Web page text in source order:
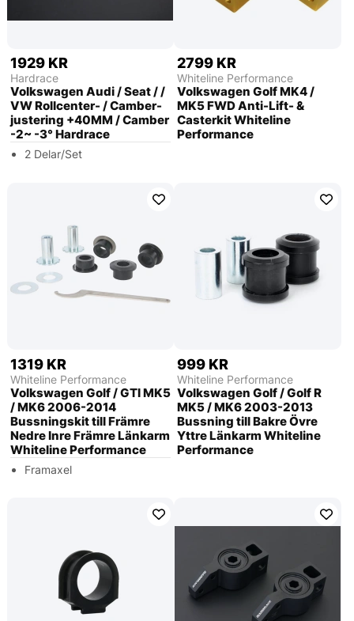
1929 KR
Hardrace
Volkswagen Audi / Seat / /
VW Rollcenter- / Camber-
justering +40MM / Camber
-2~ -3° Hardrace
2 Delar/Set
2799 KR
Whiteline Performance
Volkswagen Golf MK4 /
MK5 FWD Anti-Lift- &
Casterkit Whiteline
Performance
1319 KR
Whiteline Performance
Volkswagen Golf / GTI MK5
/ MK6 2006-2014
Bussningskit till Främre
Nedre Inre Främre Länkarm
Whiteline Performance
Framaxel
999 KR
Whiteline Performance
Volkswagen Golf / Golf R
MK5 / MK6 2003-2013
Bussning till Bakre Övre
Yttre Länkarm Whiteline
Performance